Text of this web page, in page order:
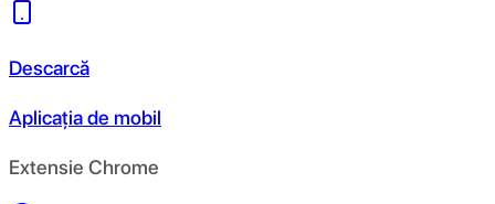
Descarcă
Aplicația de mobil
Extensie Chrome